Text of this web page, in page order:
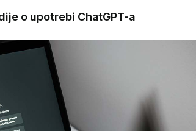
o upotrebi ChatGPT-a